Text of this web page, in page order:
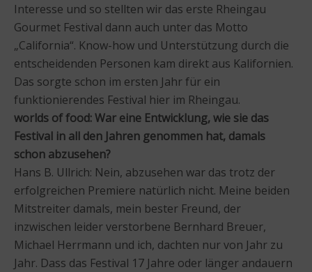
Interesse und so stellten wir das erste Rheingau
Gourmet Festival dann auch unter das Motto
„California“. Know-how und Unterstützung durch die
entscheidenden Personen kam direkt aus Kalifornien.
Das sorgte schon im ersten Jahr für ein
funktionierendes Festival hier im Rheingau.
worlds of food: War eine Entwicklung, wie sie das
Festival in all den Jahren genommen hat, damals
schon abzusehen?
Hans B. Ullrich: Nein, abzusehen war das trotz der
erfolgreichen Premiere natürlich nicht. Meine beiden
Mitstreiter damals, mein bester Freund, der
inzwischen leider verstorbene Bernhard Breuer,
Michael Herrmann und ich, dachten nur von Jahr zu
Jahr. Dass das Festival 17 Jahre oder länger andauern